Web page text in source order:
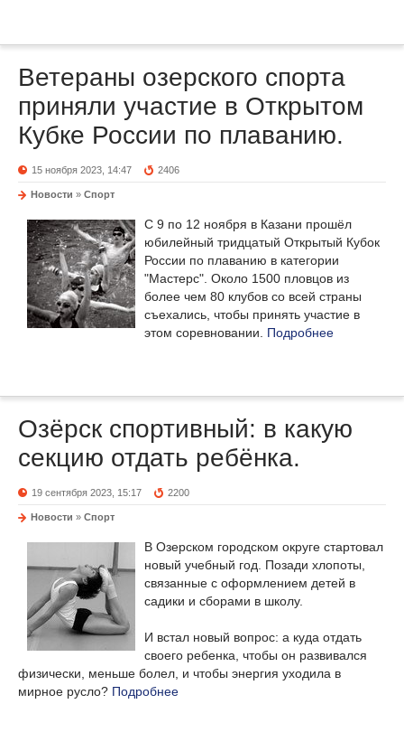
Ветераны озерского спорта
приняли участие в Открытом
Кубке России по плаванию.
15 ноября 2023, 14:47 2406
Новости » Спорт
С 9 по 12 ноября в Казани прошёл
юбилейный тридцатый Открытый Кубок
России по плаванию в категории
"Мастерс". Около 1500 пловцов из
более чем 80 клубов со всей страны
съехались, чтобы принять участие в
этом соревновании. Подробнее
Озёрск спортивный: в какую
секцию отдать ребёнка.
19 сентября 2023, 15:17 2200
Новости » Спорт
В Озерском городском округе стартовал
новый учебный год. Позади хлопоты,
связанные с оформлением детей в
садики и сборами в школу.
И встал новый вопрос: а куда отдать
своего ребенка, чтобы он развивался
физически, меньше болел, и чтобы энергия уходила в
мирное русло? Подробнее